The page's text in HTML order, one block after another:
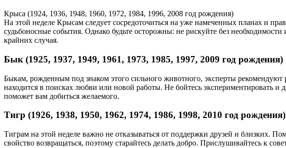
Крыса (1924, 1936, 1948, 1960, 1972, 1984, 1996, 2008 год рождения)
На этой неделе Крысам следует сосредоточиться на уже намеченных планах и
судьбоносные события. Однако будьте осторожны: не рискуйте без
крайних случая.
Бык (1925, 1937, 1949, 1961, 1973, 1985, 1997, 2009 год рождения)
Быкам, рожденным под знаком этого сильного животного, эксперты рекомендуют
находится в поисках любви или новой работы. Не бойтесь экспериментировать
поможет вам добиться желаемого.
Тигр (1926, 1938, 1950, 1962, 1974, 1986, 1998, 2010 год рождения)
Тиграм на этой неделе важно не отказываться от поддержки друзей и близких.
свойство возвращаться, поэтому старайтесь делать добро. Прислушивайтесь к